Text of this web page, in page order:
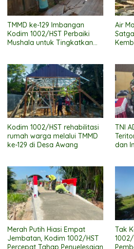
TMMD ke-129 Imbangan
Kodim 1002/HST Perbaiki
Mushala untuk Tingkatkan
Air
Kodim 1002/HST rehabilitasi
rumah warga melalui TMMD
ke-129 di Desa Awang
TNI
dan
Merah Putih Hiasi Empat
Jembatan, Kodim 1002/HST
Percepat Tahap Penyelesaian
Tak